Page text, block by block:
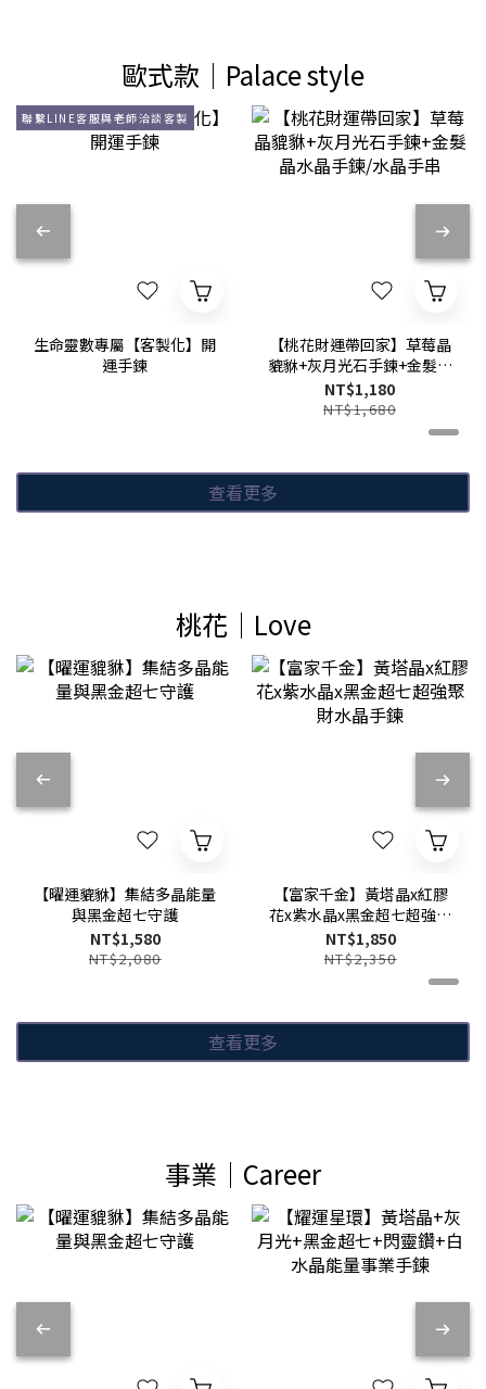
歐式款│Palace style
聯繫LINE客服與老師洽談客製
生命靈數專屬【客製化】開
運手鍊
【桃花財運帶回家】草莓晶
貔貅+灰月光石手鍊+金髮晶
水晶手鍊/水晶手串
NT$1,180
NT$1,680
查看更多
桃花│Love
【曜運貔貅】集結多晶能量
與黑金超七守護
NT$1,580
NT$2,080
【富家千金】黃塔晶x紅膠
花x紫水晶x黑金超七超強聚
財水晶手鍊
NT$1,850
NT$2,350
查看更多
事業│Career